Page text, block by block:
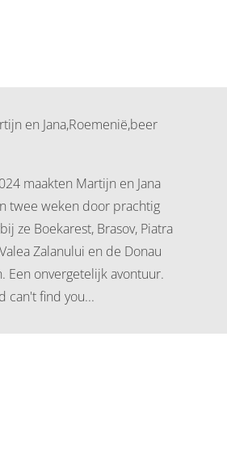
maakten Martijn en Jana
twee weken door prachtig
ze Boekarest, Brasov, Piatra
Zalanului en de Donau
Een onvergetelijk avontuur.
can't find you...